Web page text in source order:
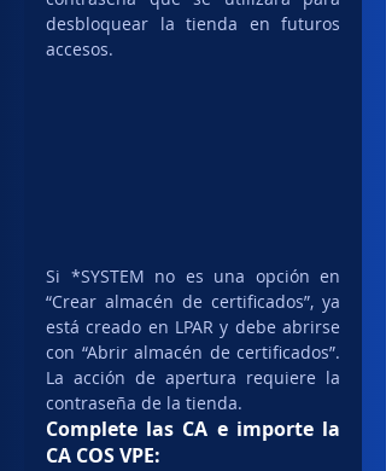
desbloquear la tienda en futuros
accesos.
Si *SYSTEM no es una opción en
“Crear almacén de certificados”, ya
está creado en LPAR y debe abrirse
con “Abrir almacén de certificados”.
La acción de apertura requiere la
contraseña de la tienda.
Complete las CA e importe la
CA COS VPE: